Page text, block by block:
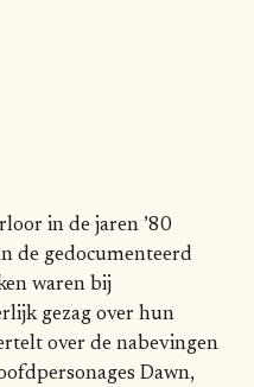
in de jaren ’80
de gedocumenteerd
waren bij
gezag over hun
over de nabevingen
Dawn,